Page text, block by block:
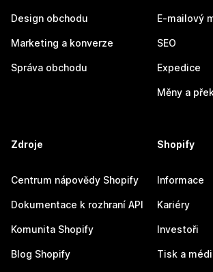
Design obchodu
Marketing a konverze
Správa obchodu
E-mailový
SEO
Expedice
Měny a
Zdroje
Centrum nápovědy Shopify
Dokumentace k rozhraní API
Komunita Shopify
Blog Shopify
Shopify
Informace
Kariéry
Investoři
Tisk a